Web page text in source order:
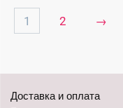
1 2 →
Доставка и оплата